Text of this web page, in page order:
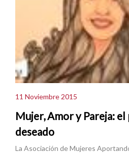
11 Noviembre 2015
Mujer, Amor y Pareja: el
deseado
La Asociación de Mujeres